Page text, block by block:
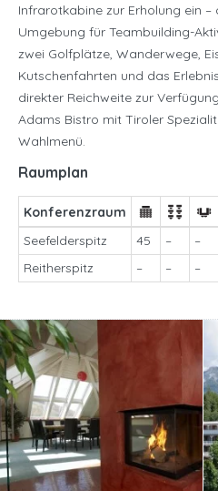
Infrarotkabine zur Erholung ein
Umgebung für Teambuilding-
zwei Golfplätze, Wanderwege,
Kutschenfahrten und das
direkter Reichweite zur
Adams Bistro mit Tiroler
Wahlmenü.
Raumplan
Konferenzraum
Seefelderspitz
45 – –
Reitherspitz
– – –